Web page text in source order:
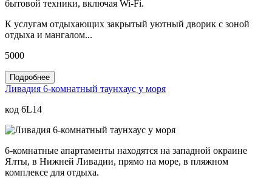
бытовой техники, включая Wi-Fi.
К услугам отдыхающих закрытый уютный дворик с зоной
отдыха и мангалом...
5000
Подробнее
Ливадия 6-комнатный таунхаус у моря
код 6L14
6-комнатные апартаменты находятся на западной окраине
Ялты, в Нижней Ливадии, прямо на море, в пляжном
комплексе для отдыха.